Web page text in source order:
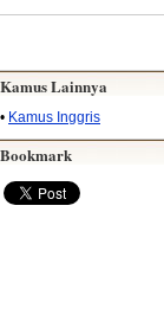
Kamus Lainnya
• Kamus Inggris
Bookmark